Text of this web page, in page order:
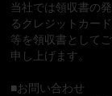
当社では領収書の
るクレジットカー
等を領収書として
申し上げます。
■お問い合わせ